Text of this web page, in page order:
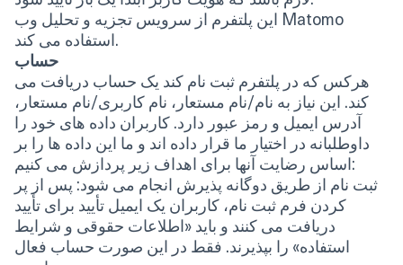
این پلتفرم از سرویس تجزیه و تحلیل وب Matomo
استفاده می کند.
حساب
هرکس که در پلتفرم ثبت نام کند یک حساب دریافت می
کند. این نیاز به نام/نام مستعار، نام کاربری/نام مستعار،
آدرس ایمیل و رمز عبور دارد. کاربران داده های خود را
داوطلبانه در اختیار ما قرار داده اند و ما این داده ها را بر
اساس رضایت آنها برای اهداف زیر پردازش می کنیم:
ثبت نام از طریق دوگانه پذیرش انجام می شود: پس از پر
کردن فرم ثبت نام، کاربران یک ایمیل تأیید برای تأیید
دریافت می کنند و باید «اطلاعات حقوقی و شرایط
استفاده» را بپذیرند. فقط در این صورت حساب فعال